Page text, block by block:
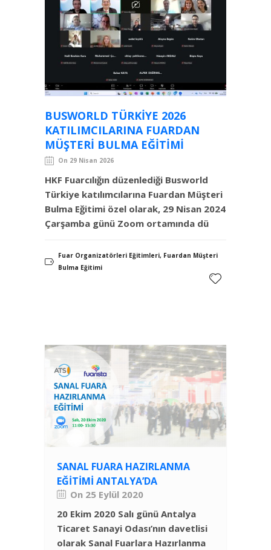
BUSWORLD TÜRKIYE 2026
KATILIMCILARINA FUARDAN
MÜŞTERI BULMA EĞITIMI
On 29 Nisan 2026
HKF Fuarcılığın düzenlediği Busworld
Türkiye katılımcılarına Fuardan Müşteri
Bulma Eğitimi özel olarak, 29 Nisan 2024
Çarşamba günü Zoom ortamında dü
Fuar Organizatörleri Eğitimleri, Fuardan Müşteri
Bulma Eğitimi
SANAL FUARA HAZIRLANMA
EĞITIMI ANTALYA’DA
On 25 Eylül 2020
20 Ekim 2020 Salı günü Antalya
Ticaret Sanayi Odası’nın davetlisi
olarak Sanal Fuarlara Hazırlanma